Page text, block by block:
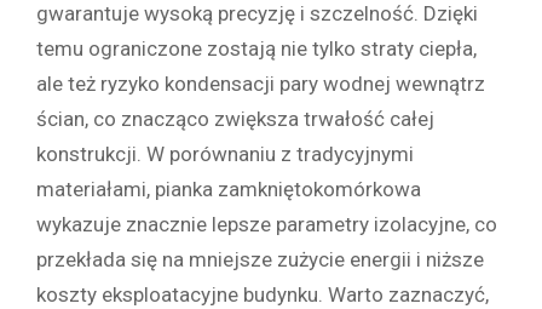
gwarantuje wysoką precyzję i szczelność. Dzięki
temu ograniczone zostają nie tylko straty ciepła,
ale też ryzyko kondensacji pary wodnej wewnątrz
ścian, co znacząco zwiększa trwałość całej
konstrukcji. W porównaniu z tradycyjnymi
materiałami, pianka zamkniętokomórkowa
wykazuje znacznie lepsze parametry izolacyjne, co
przekłada się na mniejsze zużycie energii i niższe
koszty eksploatacyjne budynku. Warto zaznaczyć,